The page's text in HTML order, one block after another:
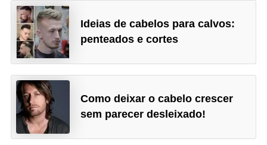
Ideias de cabelos para calvos:
penteados e cortes
Como deixar o cabelo crescer
sem parecer desleixado!